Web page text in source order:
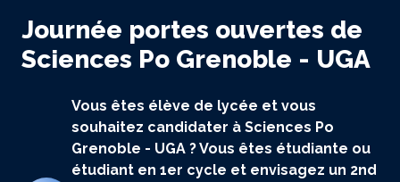
Journée portes ouvertes de
Sciences Po Grenoble - UGA
Vous êtes élève de lycée et vous
souhaitez candidater à Sciences Po
Grenoble - UGA ? Vous êtes étudiante ou
étudiant en 1er cycle et envisagez un 2nd